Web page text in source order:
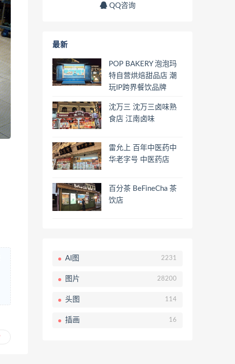
QQ咨询
最新
POP BAKERY 泡泡玛
特自营烘焙甜品店 潮
玩IP跨界餐饮品牌
沈万三 沈万三卤味熟
食店 江南卤味
雷允上 百年中医药中
华老字号 中医药店
百分茶 BeFineCha 茶
饮店
AI图 2231
图片 28200
头图 114
插画 16